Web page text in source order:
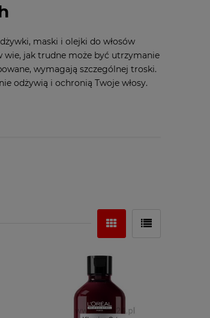
maski i olejki do włosów
wie, jak trudne może być utrzymanie
wymagają szczególnej troski.
odżywią i ochronią Twoje włosy.